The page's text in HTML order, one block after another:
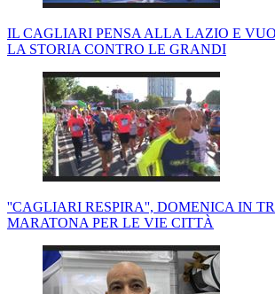
IL CAGLIARI PENSA ALLA LAZIO E
LA STORIA CONTRO LE GRANDI
''CAGLIARI RESPIRA'', DOMENICA IN
MARATONA PER LE VIE CITTÀ